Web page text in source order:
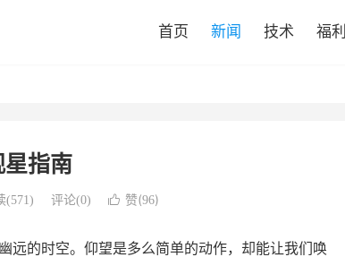
首页 新闻 技术 福利
星指南
(571) 评论(0)  赞(96)
远的时空。仰望是多么简单的动作，却能让我们唤